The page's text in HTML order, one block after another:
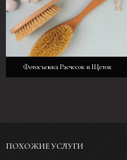
Фотосъемка Расчесок и Щеток
ПОХОЖИЕ УСЛУГИ